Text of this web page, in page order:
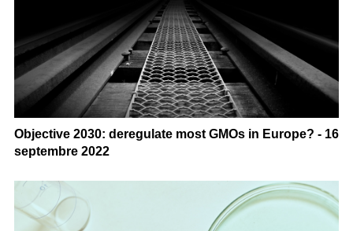
Objective 2030: deregulate most GMOs in Europe? - 16
septembre 2022